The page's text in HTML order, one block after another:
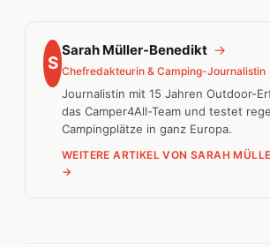
S
Sarah Müller-Benedikt →
Chefredakteurin & Camping-Journalistin
Journalistin mit 15 Jahren Outdoor-
das Camper4All-Team und testet
Campingplätze in ganz Europa.
WEITERE ARTIKEL VON SARAH
→